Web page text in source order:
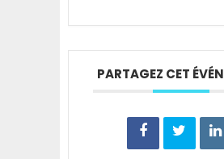
PARTAGEZ CET